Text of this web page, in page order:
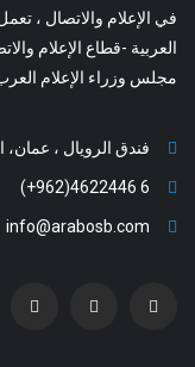
في الإعلام والاتصال ،
العربية -قطاع الإعلام
مجلس وزراء الإعلام
فندق الرويال ، عمان،
6 4622446(962+)
info@arabosb.com